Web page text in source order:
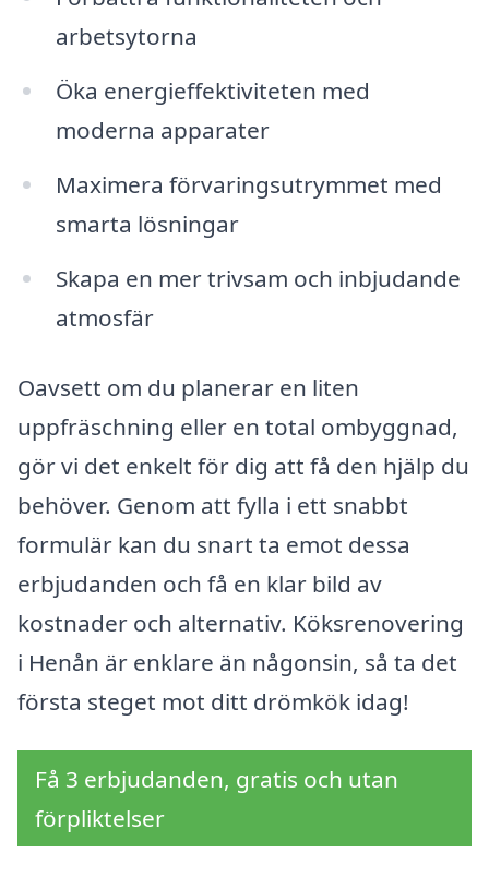
arbetsytorna
Öka energieffektiviteten med
moderna apparater
Maximera förvaringsutrymmet med
smarta lösningar
Skapa en mer trivsam och inbjudande
atmosfär
Oavsett om du planerar en liten
uppfräschning eller en total ombyggnad,
gör vi det enkelt för dig att få den hjälp du
behöver. Genom att fylla i ett snabbt
formulär kan du snart ta emot dessa
erbjudanden och få en klar bild av
kostnader och alternativ. Köksrenovering
i Henån är enklare än någonsin, så ta det
första steget mot ditt drömkök idag!
Få 3 erbjudanden, gratis och utan
förpliktelser